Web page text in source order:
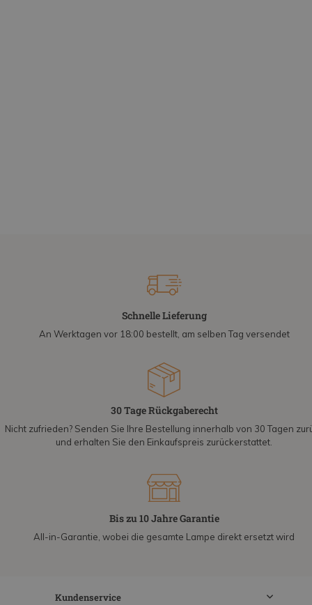
Schnelle Lieferung
An Werktagen vor 18:00 bestellt, am selben Tag versendet
30 Tage Rückgaberecht
Nicht zufrieden? Senden Sie Ihre Bestellung innerhalb von 30 Tagen
und erhalten Sie den Einkaufspreis zurückerstattet.
Bis zu 10 Jahre Garantie
All-in-Garantie, wobei die gesamte Lampe direkt ersetzt wird
Kundenservice